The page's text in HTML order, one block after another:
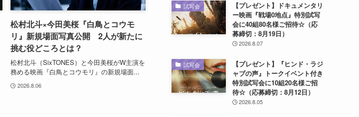
松村北斗×今田美桜『白鳥とコウモ
リ』新規場面写真公開 2人が新たに
挑む役どころとは？
松村北斗（SixTONES）と今田美桜がW主演を
務める映画『白鳥とコウモリ』の新規場面...
2026.8.06
試写会
【プレゼント】ドキュメンタリ
ー映画『戦場0地点』特別試写
会に40組80名様ご招待☆（応
募締切：8月19日）
2026.8.07
試写会
【プレゼント】『ヒンド・ラジ
ャブの声』トークイベント付き
特別試写会に10組20名様ご招
待☆（応募締切：8月12日）
2026.8.05